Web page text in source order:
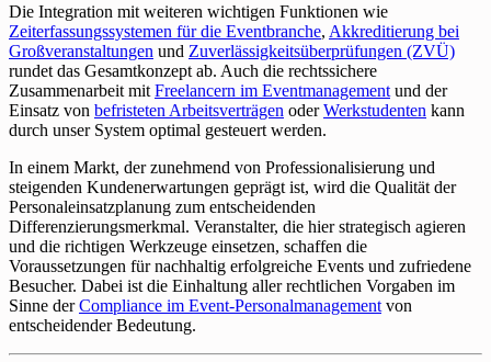
Die Integration mit weiteren wichtigen Funktionen wie
Zeiterfassungssystemen für die Eventbranche, Akkreditierung bei
Großveranstaltungen und Zuverlässigkeitsüberprüfungen (ZVÜ)
rundet das Gesamtkonzept ab. Auch die rechtssichere
Zusammenarbeit mit Freelancern im Eventmanagement und der
Einsatz von befristeten Arbeitsverträgen oderWerkstudenten kann
durch unser System optimal gesteuert werden.
In einem Markt, der zunehmend von Professionalisierung und
steigenden Kundenerwartungen geprägt ist, wird die Qualität der
Personaleinsatzplanung zum entscheidenden
Differenzierungsmerkmal. Veranstalter, die hier strategisch agieren
und die richtigen Werkzeuge einsetzen, schaffen die
Voraussetzungen für nachhaltig erfolgreiche Events und zufriedene
Besucher. Dabei ist die Einhaltung aller rechtlichen Vorgaben im
Sinne derCompliance im Event-Personalmanagement von
entscheidender Bedeutung.